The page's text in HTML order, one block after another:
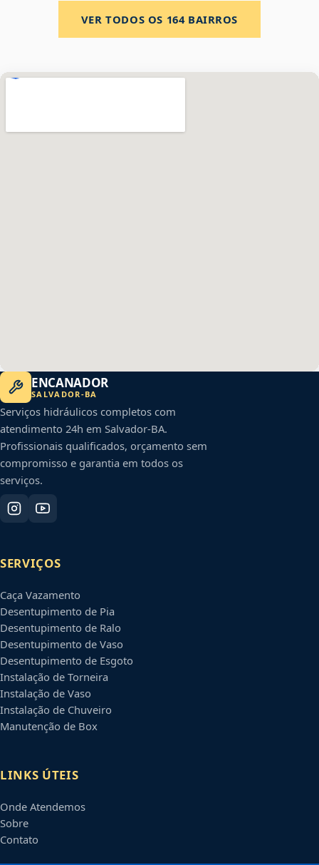
VER TODOS OS 164BAIRROS
ENCANADOR
SALVADOR-BA
Serviços hidráulicos completos com
atendimento 24h em Salvador-BA.
Profissionais qualificados, orçamento sem
compromisso e garantia em todos os
serviços.
SERVIÇOS
Caça Vazamento
Desentupimento de Pia
Desentupimento de Ralo
Desentupimento de Vaso
Desentupimento de Esgoto
Instalação de Torneira
Instalação de Vaso
Instalação de Chuveiro
Manutenção de Box
LINKS ÚTEIS
Onde Atendemos
Sobre
Contato